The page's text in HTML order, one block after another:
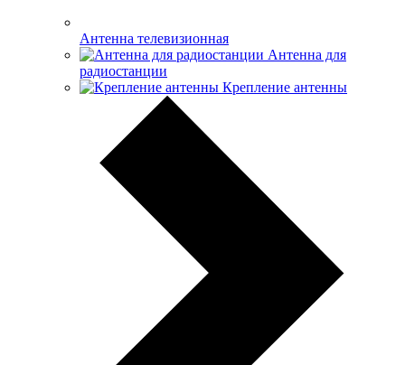
Антенна телевизионная
Антенна для
радиостанции
Крепление антенны